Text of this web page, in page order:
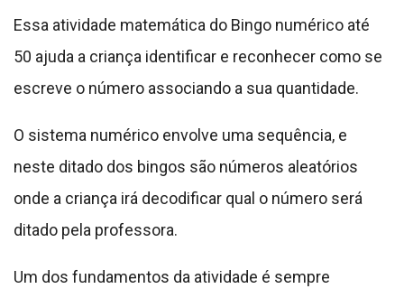
Essa atividade matemática do Bingo numérico até
50 ajuda a criança identificar e reconhecer como se
escreve o número associando a sua quantidade.
O sistema numérico envolve uma sequência, e
neste ditado dos bingos são números aleatórios
onde a criança irá decodificar qual o número será
ditado pela professora.
Um dos fundamentos da atividade é sempre